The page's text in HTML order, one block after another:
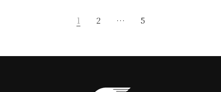
1 2 … 5